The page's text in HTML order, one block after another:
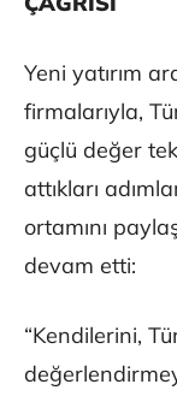
Yeni yatırım
firmalarıyla,
güçlü değer
attıkları
ortamını
devam etti:
“Kendilerini,